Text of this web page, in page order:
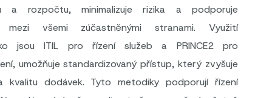
a rozpočtu, minimalizuje rizika a podporuje
mezi všemi zúčastněnými stranami. Využití
jsou ITIL pro řízení služeb a PRINCE2 pro
umožňuje standardizovaný přístup, který zvyšuje
kvalitu dodávek. Tyto metodiky podporují řízení